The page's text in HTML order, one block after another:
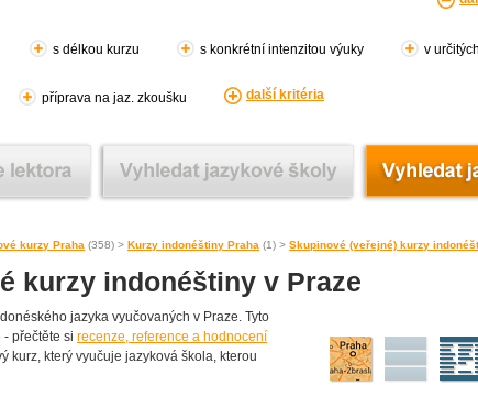
s délkou kurzu s konkrétní intenzitou výuky v
příprava na jaz. zkoušku další kritéria
kurzy Praha (358) > Kurzy indonéštiny Praha (1) > Skupinové (veřejné) kurzy
kurzy indonéštiny v Praze
jazyka vyučovaných v Praze. Tyto
přečtěte si recenze, reference a hodnocení
kurz, který vyučuje jazyková škola, kterou